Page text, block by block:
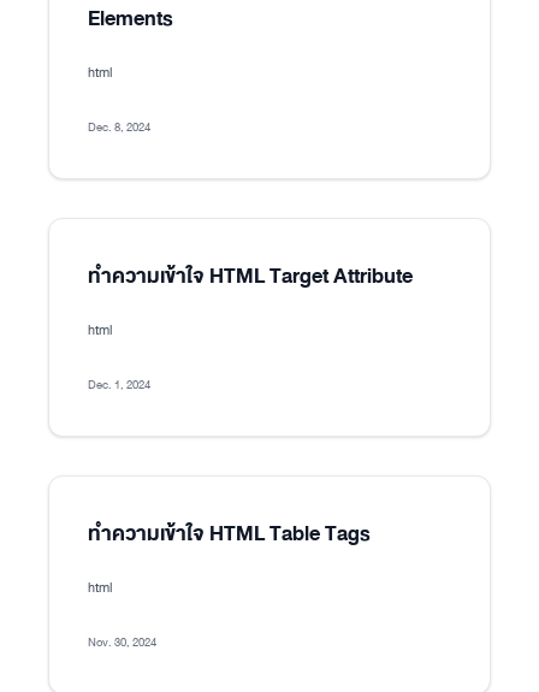
Elements
html
Dec. 8, 2024
ทำความเข้าใจ HTML Target Attribute
html
Dec. 1, 2024
ทำความเข้าใจ HTML Table Tags
html
Nov. 30, 2024